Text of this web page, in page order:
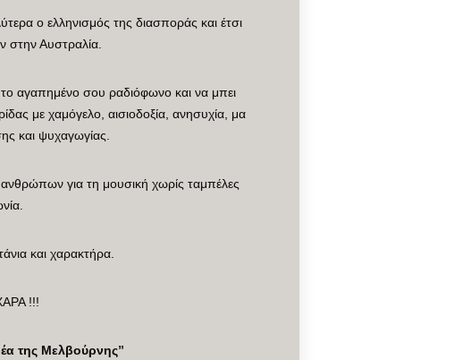
ο ελληνισμός της διασποράς και έτσι
στην Αυστραλία.
αγαπημένο σου ραδιόφωνο και να μπει
με χαμόγελο, αισιοδοξία, ανησυχία, μα
και ψυχαγωγίας.
για τη μουσική χωρίς ταμπέλες
και χαρακτήρα.
!!!
της Μελβούρνης”